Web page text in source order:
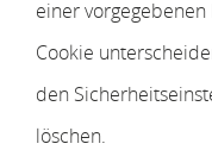
einer
Cookie
den
löschen.